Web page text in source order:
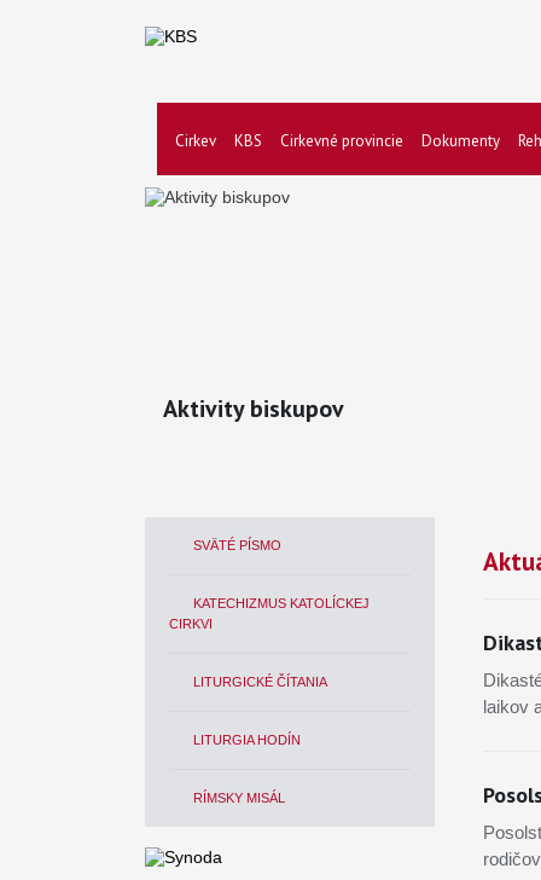
Cirkev KBS Cirkevné provincie Dokumenty
Aktivity biskupov
SVÄTÉ PÍSMO
KATECHIZMUS KATOLÍCKEJ
CIRKVI
LITURGICKÉ ČÍTANIA
LITURGIA HODÍN
RÍMSKY MISÁL
laikov